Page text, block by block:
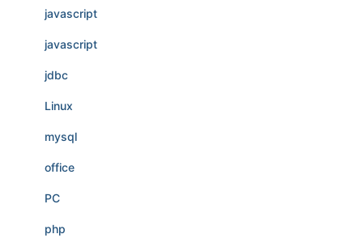
javascript
javascript
jdbc
Linux
mysql
office
PC
php